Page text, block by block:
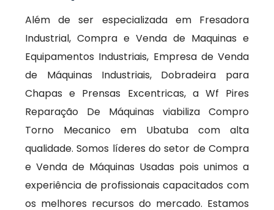
Além de ser especializada em Fresadora
Industrial, Compra e Venda de Maquinas e
Equipamentos Industriais, Empresa de Venda
de Máquinas Industriais, Dobradeira para
Chapas e Prensas Excentricas, a Wf Pires
Reparação De Máquinas viabiliza Compro
Torno Mecanico em Ubatuba com alta
qualidade. Somos líderes do setor de Compra
e Venda de Máquinas Usadas pois unimos a
experiência de profissionais capacitados com
os melhores recursos do mercado. Estamos